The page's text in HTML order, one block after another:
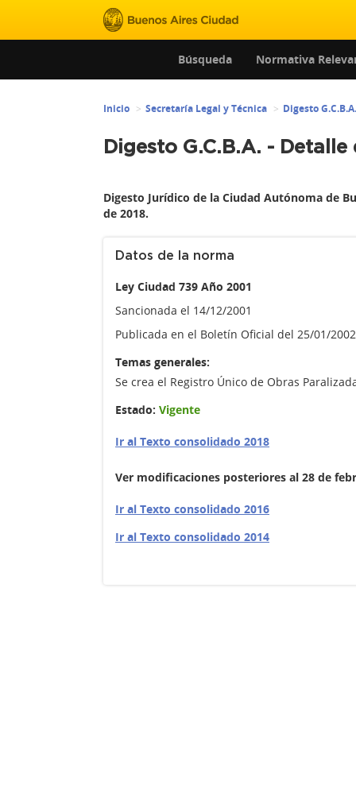
Búsqueda Normativa
Inicio Secretaría Legal y Técnica Digesto G.C.B.A.
Digesto G.C.B.A. -
Digesto Jurídico de la Ciudad Autónoma de
de 2018.
Datos de la norma
Ley Ciudad 739 Año 2001
Sancionada el 14/12/2001
Publicada en el Boletín Oficial del 25/01/
Temas generales:
Se crea el Registro Único de Obras
Estado: Vigente
Ir al Texto consolidado 2018
Ver modificaciones posteriores al 28 de
Ir al Texto consolidado 2016
Ir al Texto consolidado 2014